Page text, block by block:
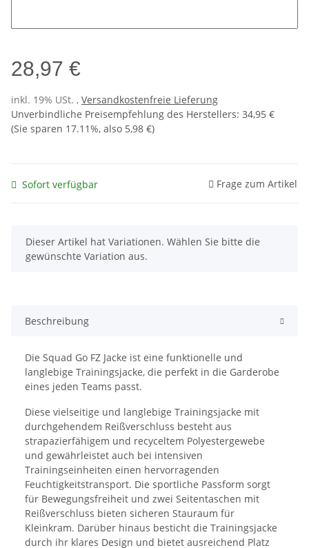
28,97 €
inkl. 19% USt. , Versandkostenfreie Lieferung
Unverbindliche Preisempfehlung des Herstellers: 34,95 €
(Sie sparen 17.11%, also 5,98 €)
Sofort verfügbar Frage zum Artikel
x
Dieser Artikel hat Variationen. Wählen Sie bitte die
gewünschte Variation aus.
Beschreibung
Die Squad Go FZ Jacke ist eine funktionelle und
langlebige Trainingsjacke, die perfekt in die Garderobe
eines jeden Teams passt.
Diese vielseitige und langlebige Trainingsjacke mit
durchgehendem Reißverschluss besteht aus
strapazierfähigem und recyceltem Polyestergewebe
und gewährleistet auch bei intensiven
Trainingseinheiten einen hervorragenden
Feuchtigkeitstransport. Die sportliche Passform sorgt
für Bewegungsfreiheit und zwei Seitentaschen mit
Reißverschluss bieten sicheren Stauraum für
Kleinkram. Darüber hinaus besticht die Trainingsjacke
durch ihr klares Design und bietet ausreichend Platz